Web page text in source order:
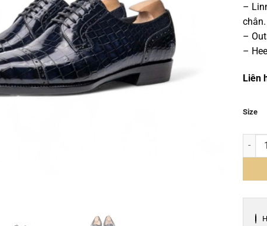
–
chân.
–
–
Liên
Size
Giày